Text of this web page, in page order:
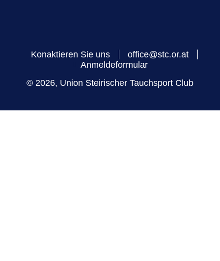
Konaktieren Sie uns
office@stc.or.at
Anmeldeformular
© 2026, Union Steirischer Tauchsport Club